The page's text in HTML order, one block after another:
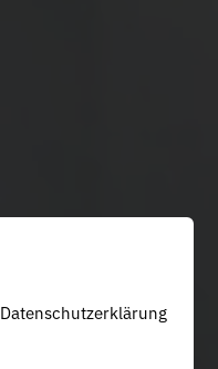
Datenschutzerklärung